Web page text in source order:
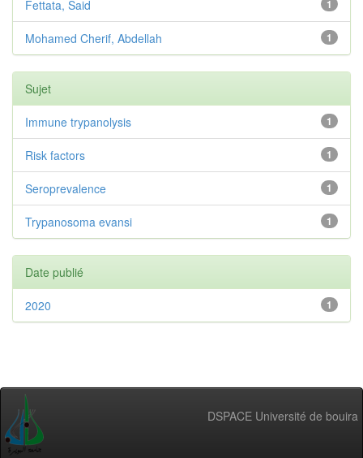
1
Fettata, Said
1
Mohamed Cherif, Abdellah
Sujet
1
Immune trypanolysis
1
Risk factors
1
Seroprevalence
1
Trypanosoma evansi
Date publié
1
2020
DSPACE Université de bouira